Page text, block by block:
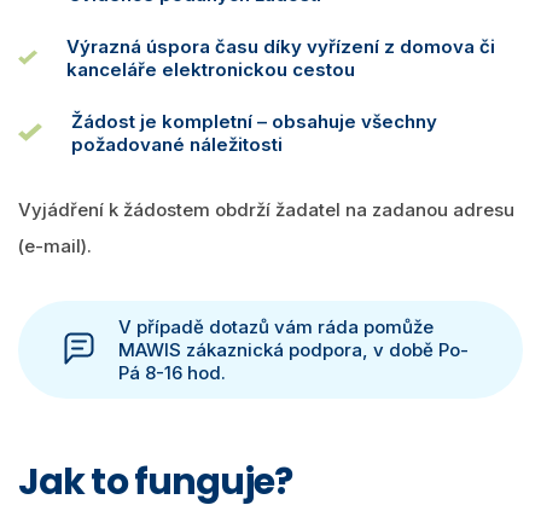
Výrazná úspora času díky vyřízení z domova či
kanceláře elektronickou cestou
Žádost je kompletní – obsahuje všechny
požadované náležitosti
Vyjádření k žádostem obdrží žadatel na zadanou adresu
(e-mail).
V případě dotazů vám ráda pomůže
MAWIS zákaznická podpora, v době Po-
Pá 8-16 hod.
Jak to funguje?